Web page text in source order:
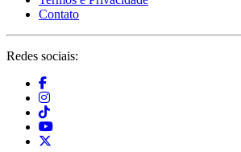
Contato
Redes sociais: